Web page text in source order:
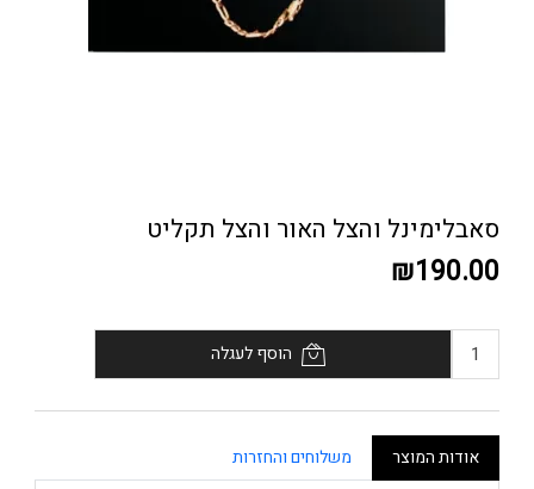
סאבלימינל והצל האור והצל תקליט
₪190.00
הוסף לעגלה
אודות המוצר משלוחים והחזרות